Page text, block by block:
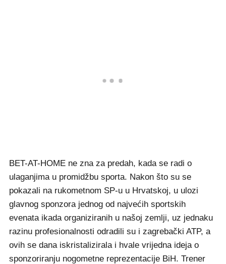
BET-AT-HOME ne zna za predah, kada se radi o
ulaganjima u promidžbu sporta. Nakon što su se
pokazali na rukometnom SP-u u Hrvatskoj, u ulozi
glavnog sponzora jednog od najvećih sportskih
evenata ikada organiziranih u našoj zemlji, uz jednaku
razinu profesionalnosti odradili su i zagrebački ATP, a
ovih se dana iskristalizirala i hvale vrijedna ideja o
sponzoriranju nogometne reprezentacije BiH. Trener